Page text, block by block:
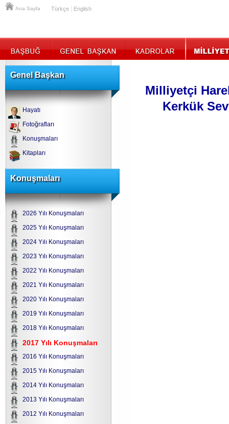
Ana Sayfa Türkçe English
Genel Başkan
Hayatı
Fotoğrafları
Konuşmaları
Kitapları
Konuşmaları
2026 Yılı Konuşmaları
2025 Yılı Konuşmaları
2024 Yılı Konuşmaları
2023 Yılı Konuşmaları
2022 Yılı Konuşmaları
2021 Yılı Konuşmaları
2020 Yılı Konuşmaları
2019 Yılı Konuşmaları
2018 Yılı Konuşmaları
2017 Yılı Konuşmaları
2016 Yılı Konuşmaları
2015 Yılı Konuşmaları
2014 Yılı Konuşmaları
2013 Yılı Konuşmaları
2012 Yılı Konuşmaları
Milliyetçi
Kerkük